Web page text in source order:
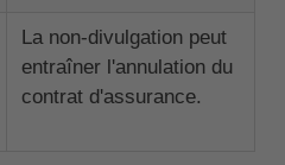
La non-divulgation peut
entraîner l'annulation du
contrat d'assurance.